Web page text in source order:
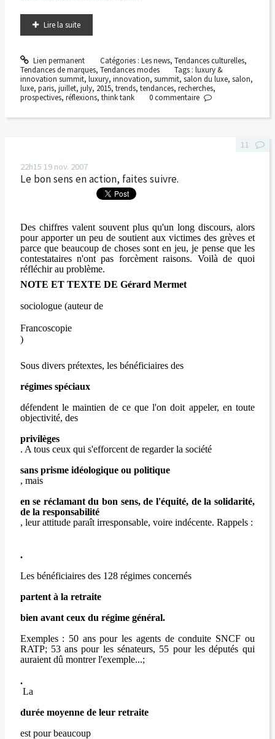
Lire la suite
Lien permanent Catégories : Les news, Tendances culturelles,
Tendances de marques, Tendances modes Tags :luxury &
innovation summit, luxury, innovation, summit, salon du luxe, salon,
luxe, paris, juillet, july, 2015, trends, tendances, recherches,
prospectives, réflexions, think tank 0commentaire
22h15 19 nov. 2007
Le bon sens en action, faites suivre.
Des chiffres valent souvent plus qu'un long discours, alors
pour apporter un peu de soutient aux victimes des grèves et
parce que beaucoup de choses sont en jeu, je pense que les
contestataires n'ont pas forcèment raisons. Voilà de quoi
réfléchir au problème.
NOTE ET TEXTE DE Gérard Mermet
sociologue (auteur de
Francoscopie
)
Sous divers prétextes, les bénéficiaires des
régimes spéciaux
défendent le maintien de ce que l'on doit appeler, en toute
objectivité, des
privilèges
. A tous ceux qui s'efforcent de regarder la société
sans prisme idéologique ou politique
, mais
en se réclamant du bon sens, de l'équité, de la solidarité,
de la responsabilité
, leur attitude paraît irresponsable, voire indécente. Rappels :
.
Les bénéficiaires des 128 régimes concernés
partent à la retraite
bien avant ceux du régime général.
Exemples : 50 ans pour les agents de conduite SNCF ou
RATP; 53 ans pour les sénateurs, 55 pour les députés qui
auraient dû montrer l'exemple...;
.
La
durée moyenne de leur retraite
est pour beaucoup
11